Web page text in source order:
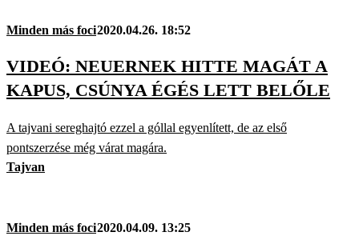
Minden más foci2020.04.26. 18:52
VIDEÓ: NEUERNEK HITTE MAGÁT A
KAPUS, CSÚNYA ÉGÉS LETT BELŐLE
A tajvani sereghajtó ezzel a góllal egyenlített, de az első
pontszerzése még várat magára.
Tajvan
Minden más foci2020.04.09. 13:25